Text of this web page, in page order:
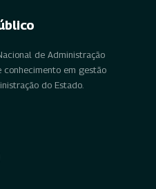
de Administração
conhecimento em gestão
do Estado.